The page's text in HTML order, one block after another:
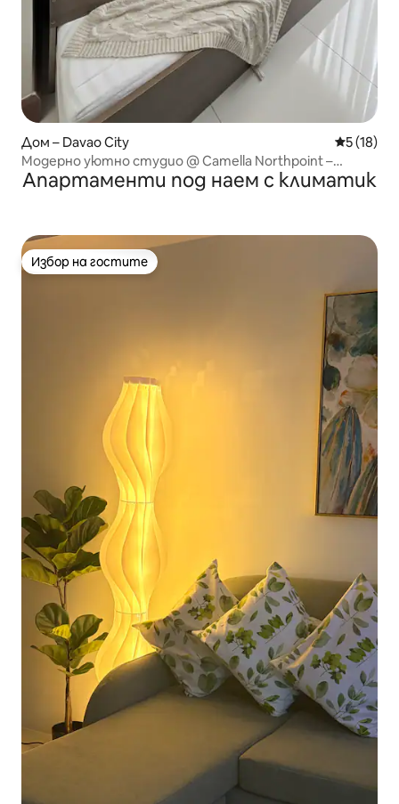
Дом – Davao City Средна
5 (18)
Модерно уютно студио @ Camella Northpoint –
сграда 5
Апартаменти под наем с климатик
Избор на гостите
Избор на гостите